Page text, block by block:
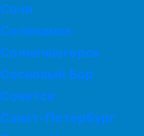
Сочи
Соликамск
Солнечногорск
Сосновый Бор
Советск
Санкт-Петербург